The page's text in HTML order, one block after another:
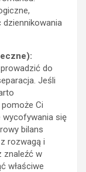
do
Jeśli
Ci
wycofywania się
bilans
rozwagą i
znaleźć w
właściwe